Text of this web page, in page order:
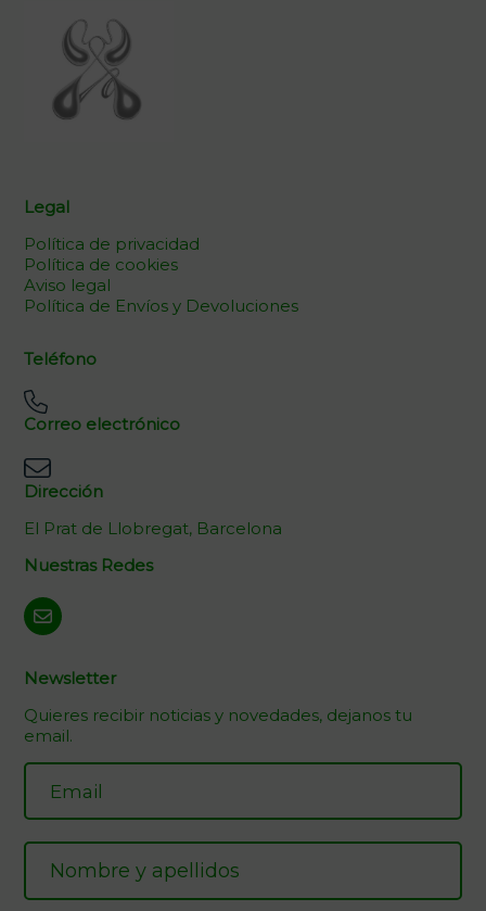
Legal
Política de privacidad
Política de cookies
Aviso legal
Política de Envíos y Devoluciones
Teléfono
Correo electrónico
Dirección
El Prat de Llobregat, Barcelona
Nuestras Redes
Newsletter
Quieres recibir noticias y novedades, dejanos tu
email.